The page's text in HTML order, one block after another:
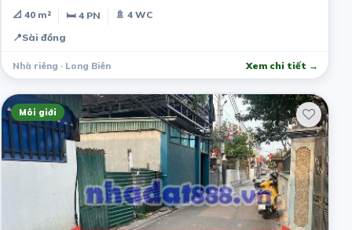
📐 40 m² 🛏 4 PN
🚿 4 WC
📍Sài đồng
Nhà riêng · Long Biên Xem chi tiết →
Môi giới